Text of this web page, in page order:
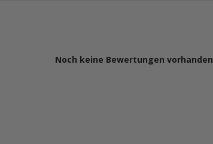
Noch keine Bewertungen vorhanden